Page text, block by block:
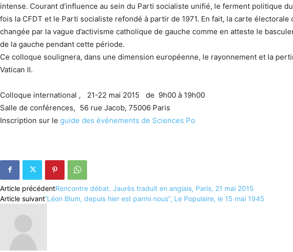
intense. Courant d’influence au sein du Parti socialiste unifié, le ferment politique
fois la CFDT et le Parti socialiste refondé à partir de 1971. En fait, la carte électorale
changée par la vague d’activisme catholique de gauche comme en atteste le
de la gauche pendant cette période.
Ce colloque soulignera, dans une dimension européenne, le rayonnement et la
Vatican II.
Colloque international , 21-22 mai 2015 de 9h00 à 19h00
Salle de conférences, 56 rue Jacob, 75006 Paris
Inscription sur le guide des événements de Sciences Po
Article précédentRencontre débat. Jaurès traduit en anglais, Paris, 21 mai 2015
Article suivant“Léon Blum, depuis hier est parmi nous”, Le Populaire, le 15 mai 1945